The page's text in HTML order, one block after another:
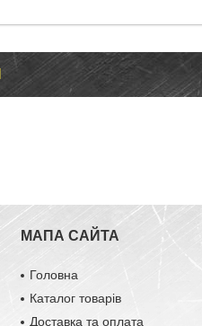
МАПА САЙТА
Головна
Каталог товарів
Доставка та оплата